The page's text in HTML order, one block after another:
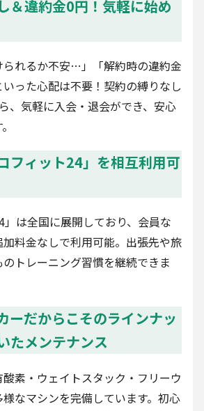
＆違約金0円！気軽に始め
られるか不安…」「解約時の違約金
った心配は不要！契約の縛りなし
、気軽に入会・退会ができ、安心
フィット24」を相互利用可
」は全国に展開しており、会員な
料金なしで利用可能。出張先や旅
トレーニング習慣を継続できま
ーだからこそのラインナッ
たメンテナンス
素・ウェイトスタック・フリーウ
なマシンを完備しています。初心